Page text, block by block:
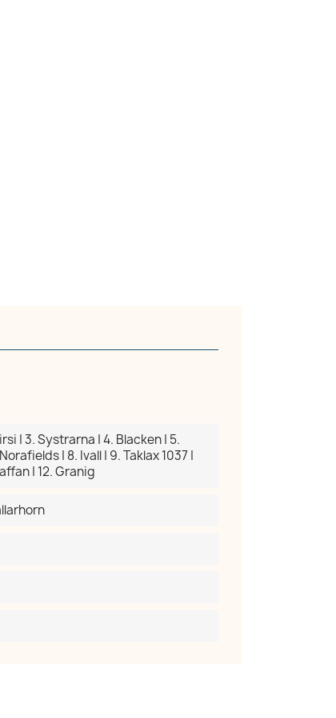
| 3. Systrarna | 4. Blacken | 5.
| 8. Ivall | 9. Taklax 1037 |
| 12. Granig